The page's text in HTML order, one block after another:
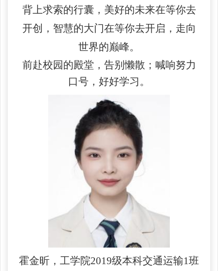
背上求索的行囊，美好的未来在等你去
开创，智慧的大门在等你去开启，走向
世界的巅峰。
前赴校园的殿堂，告别懒散；喊响努力
口号，好好学习。
霍金昕，工学院2019级本科交通运输1班